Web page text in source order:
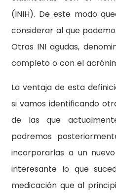
(INIH). De este modo
considerar al que
Otras INI agudas,
completo o con el
La ventaja de esta
si vamos identificando
de las que
podremos
incorporarlas a un
interesante lo que
medicación que al